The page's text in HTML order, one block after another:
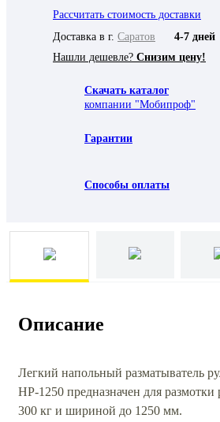
Рассчитать стоимость доставки
Доставка в г. Саратов
4-7 дней
Нашли дешевле? Снизим цену!
Скачать каталог
компании "Мобипроф"
Гарантии
Способы оплаты
Описание
Легкий напольный
НР-1250 предназначен для размотки
300 кг и шириной до 1250 мм.